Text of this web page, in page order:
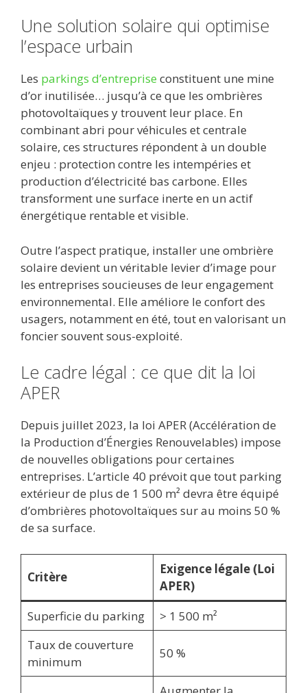
Une solution solaire qui optimise
l’espace urbain
Les parkings d’entreprise constituent une mine
d’or inutilisée… jusqu’à ce que les ombrières
photovoltaïques y trouvent leur place. En
combinant abri pour véhicules et centrale
solaire, ces structures répondent à un double
enjeu : protection contre les intempéries et
production d’électricité bas carbone. Elles
transforment une surface inerte en un actif
énergétique rentable et visible.
Outre l’aspect pratique, installer une ombrière
solaire devient un véritable levier d’image pour
les entreprises soucieuses de leur engagement
environnemental. Elle améliore le confort des
usagers, notamment en été, tout en valorisant un
foncier souvent sous-exploité.
Le cadre légal : ce que dit la loi
APER
Depuis juillet 2023, la loi APER (Accélération de
la Production d’Énergies Renouvelables) impose
de nouvelles obligations pour certaines
entreprises. L’article 40 prévoit que tout parking
extérieur de plus de 1 500 m² devra être équipé
d’ombrières photovoltaïques sur au moins 50 %
de sa surface.
Critère
Exigence légale (Loi
APER)
Superficie du parking
> 1 500 m²
Taux de couverture
minimum
50 %